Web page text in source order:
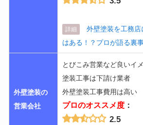
詳細
外壁塗装を工務店
はある！？プロが語る裏事
外壁塗装の
営業会社
とびこみ営業など良いイ
塗装工事は下請け業者
外壁塗装工事費用は高い
プロのオススメ度：
2.5